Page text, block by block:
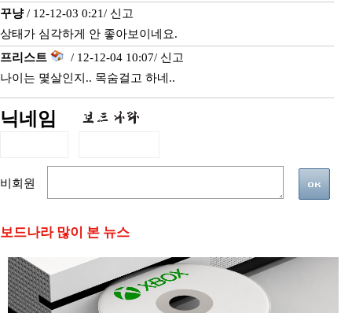
꾸냥/ 12-12-03 0:21/ 신고
상태가 심각하게 안 좋아보이네요.
프리스트
/ 12-12-04 10:07/ 신고
나이는 몇살인지.. 목숨걸고 하네..
닉네임
비회원
보드나라 많이 본 뉴스